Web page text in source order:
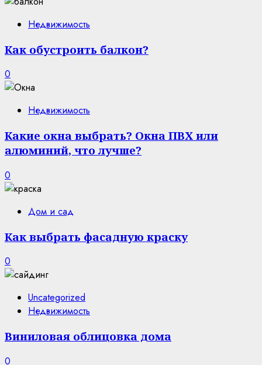
Недвижимость
Как обустроить балкон?
0
Недвижимость
Какие окна выбрать? Окна ПВХ или
алюминий, что лучше?
0
Дом и сад
Как выбрать фасадную краску
0
Uncategorized
Недвижимость
Виниловая облицовка дома
0